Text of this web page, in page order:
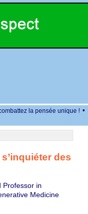
la pensée unique ! •
des
Professor in
Medicine